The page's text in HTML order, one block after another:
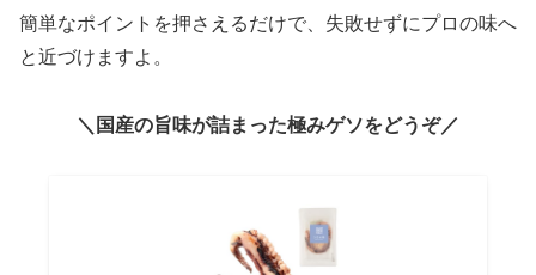
簡単なポイントを押さえるだけで、失敗せずにプロの味へ
と近づけますよ。
＼国産の旨味が詰まった極みゲソをどうぞ／